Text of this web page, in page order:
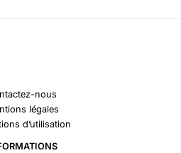
nous
légales
d’utilisation